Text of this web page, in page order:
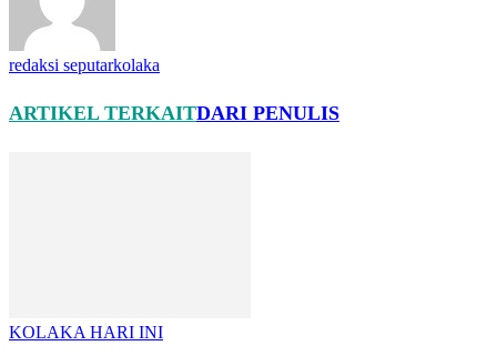
redaksi seputarkolaka
ARTIKEL TERKAITDARI PENULIS
KOLAKA HARI INI